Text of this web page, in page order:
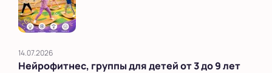
14.07.2026
Нейрофитнес, группы для детей от 3 до 9 лет